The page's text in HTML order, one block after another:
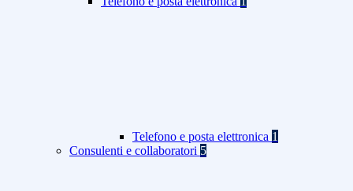
Telefono e posta elettronica 1
Consulenti e collaboratori 5